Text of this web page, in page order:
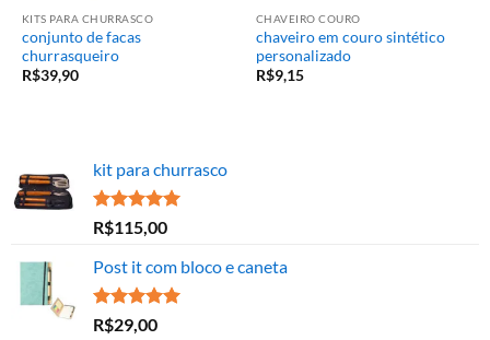
KITS PARA CHURRASCO
conjunto de facas
churrasqueiro
R$39,90
CHAVEIRO COURO
chaveiro em couro sintético
personalizado
R$9,15
kit para churrasco
Avaliação
5.00
de 5
R$115,00
Post it com bloco e caneta
Avaliação
R$29,00